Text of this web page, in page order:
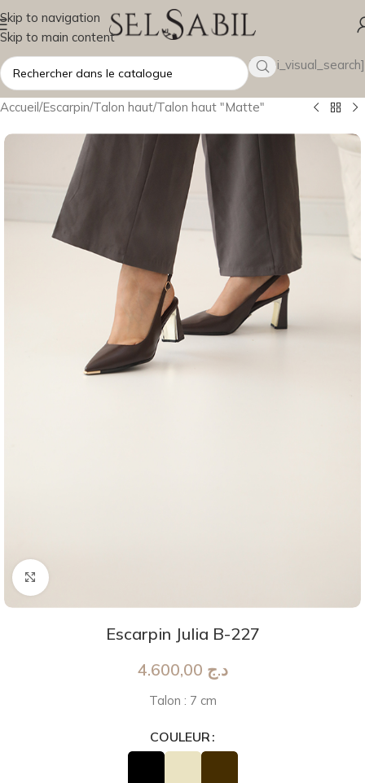
Skip to navigation
Skip to main content
[wsbi_visual_search]
Accueil/Escarpin/Talon haut/Talon haut "Matte"
Agrandir
Escarpin Julia B-227
د.ج
Talon : 7 cm
COULEUR